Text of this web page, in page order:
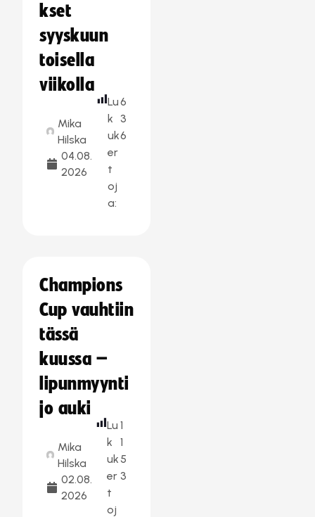
kset
syyskuun
toisella
viikolla
Mika
Hilska
04.08.
2026
Lu
k
uk
er
t
oj
a:
6
3
6
Champions
Cup vauhtiin
tässä
kuussa –
lipunmyynti
jo auki
Mika
Hilska
02.08.
2026
Lu
k
uk
er
t
oj
1
1
5
3